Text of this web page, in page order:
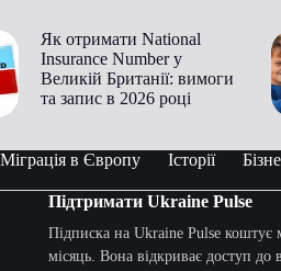
Як отримати National
Insurance Number у
Великій Британії: вимоги
та запис в 2026 році
Міграція в Європу Історії
Підтримати Ukraine Pulse
Підписка на Ukraine Pulse
місяць. Вона відкриває доступ до